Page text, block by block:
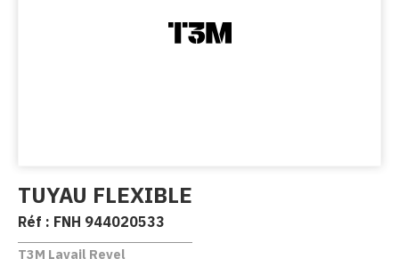
TUYAU FLEXIBLE
Réf : FNH 944020533
T3M Lavail Revel